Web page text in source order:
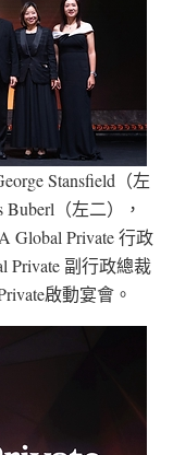
Stansfield（左
（左二），
Private 行政
副行政總裁
啟動宴會。